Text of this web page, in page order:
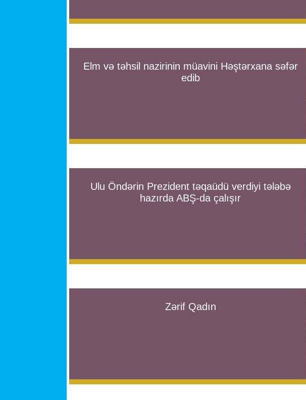
Elm və təhsil nazirinin müavini Həştərxana səfər
edib
Ulu Öndərin Prezident təqaüdü verdiyi tələbə
hazırda ABŞ-da çalışır
Zərif Qadın